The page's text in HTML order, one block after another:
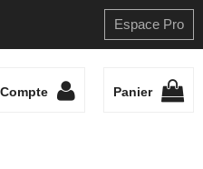
Espace Pro
Panier